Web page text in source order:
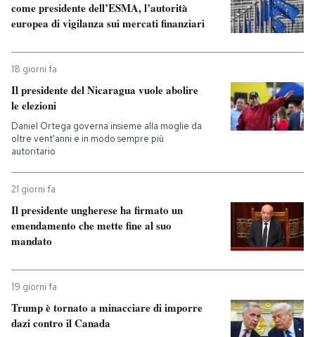
come presidente dell’ESMA, l’autorità
europea di vigilanza sui mercati finanziari
18 giorni fa
Il presidente del Nicaragua vuole abolire
le elezioni
Daniel Ortega governa insieme alla moglie da
oltre vent'anni e in modo sempre più
autoritario
21 giorni fa
Il presidente ungherese ha firmato un
emendamento che mette fine al suo
mandato
19 giorni fa
Trump è tornato a minacciare di imporre
dazi contro il Canada